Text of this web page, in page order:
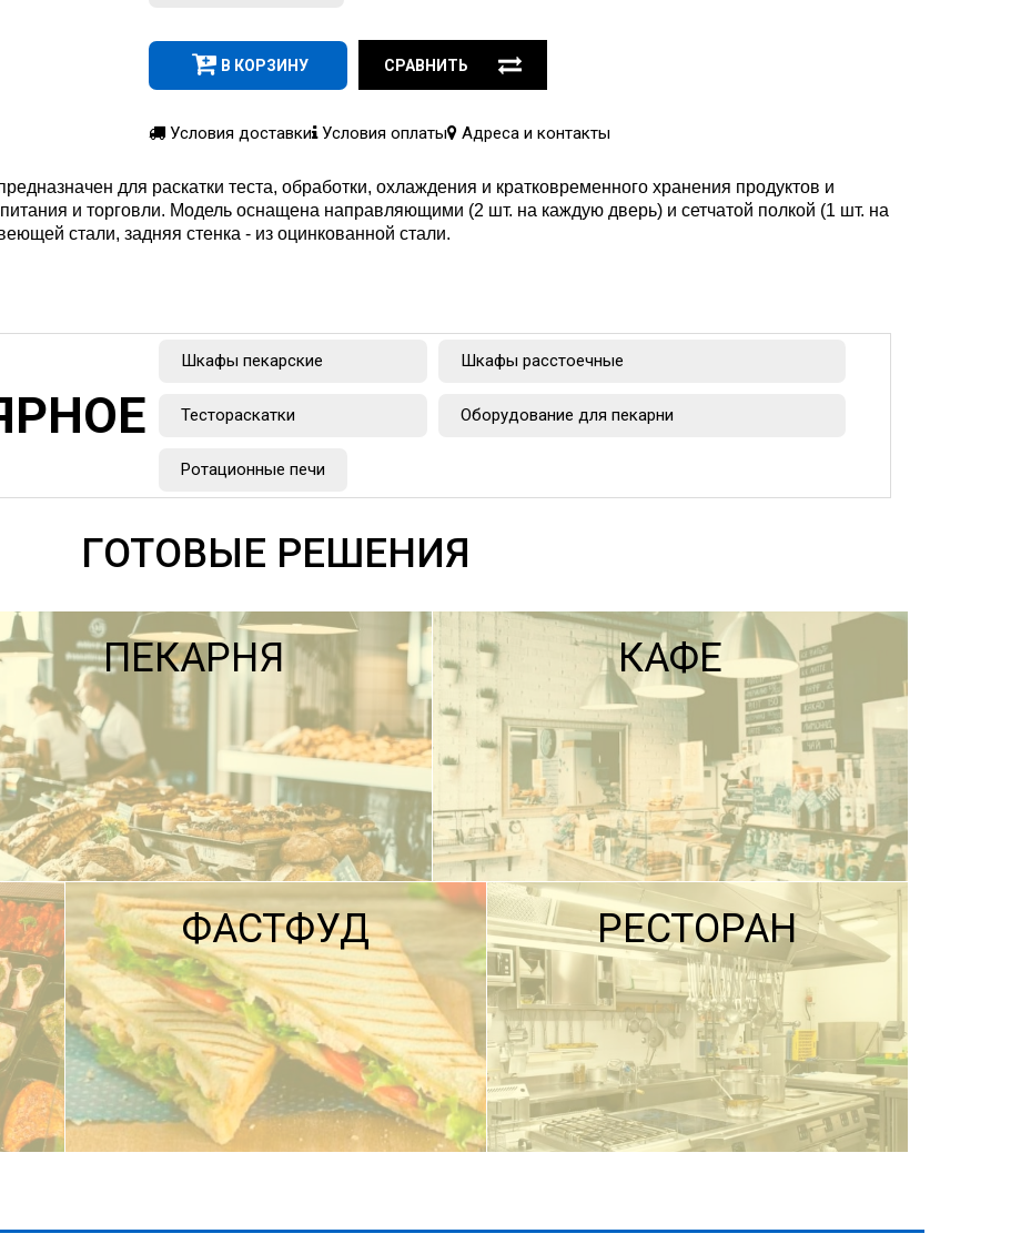
В КОРЗИНУ СРАВНИТЬ
Условия доставки Условия оплаты Адреса и контакты
для раскатки теста, обработки, охлаждения и кратковременного хранения продуктов и
и торговли. Модель оснащена направляющими (2 шт. на каждую дверь) и сетчатой полкой (1 шт. на
стали, задняя стенка - из оцинкованной стали.
Шкафы пекарские Шкафы расстоечные
Тестораскатки Оборудование для пекарни
Ротационные печи
ГОТОВЫЕ РЕШЕНИЯ
ПЕКАРНЯ
ПОДРОБНЕЕ
КАФЕ
ПОДРОБНЕЕ
ФАСТФУД РЕСТОРАН